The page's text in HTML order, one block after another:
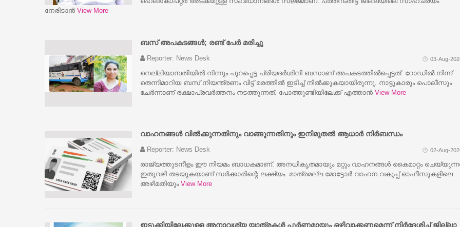
നേരിടാൻ View More
ബസ് അപകടങ്ങൾ; രണ്ട് പേർ മരിച്ചു
Reporter: News Desk 03-Aug-
നെല്ലിയാമ്പതിയില്‍ നിന്നും പുറപ്പെട്ട പ്രിയദർശിനി ബസാണ് അപകടത്തില്‍പ്പെട്ടത്. റോഡില്‍ നിന്ന്
തെന്നിമാറിയ ബസ് നിയന്ത്രണം വിട്ട് മരത്തില്‍ ഇടിച്ച് നില്‍ക്കുകയായിരുന്നു. നാട്ടുകാരും പൊലീസും
ചേര്‍ന്നാണ് രക്ഷാപ്രവര്‍ത്തനം നടത്തുന്നത്. പോത്തുണ്ടിയിലേക്ക് എത്താന്‍ View More
വാഹനങ്ങൾ വിൽക്കുന്നതിനും വാങ്ങുന്നതിനും ഇനിമുതൽ ആധാർ നിർബന്ധം
Reporter: News Desk 02-Aug-
രാജ്യത്തുടനീളം ഈ നിയമം ബാധകമാണ്. അനധികൃതമായും മറ്റും വാഹനങ്ങൾ കൈമാറ്റം
ഇതുവഴി തടയുകയാണ് സർക്കാരിന്റെ ലക്ഷ്യം. മാത്രമല്ല മോട്ടോർ വാഹന വകുപ്പ് ഓഫീസുകളിലെ
അഴിമതിയും View More
ഇടുക്കിയിലേക്കുള്ള അനാവശ്യ യാത്രകൾ പൂർണമായും ഒഴിവാക്കണമെന്ന് നിർദേശിച്ച് ജില്ലാ
First Prize, Sahithya Award 2017
New